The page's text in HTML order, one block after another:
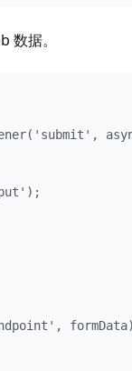
数据。